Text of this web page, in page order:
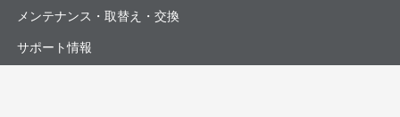
メンテナンス・取替え・交換
サポート情報